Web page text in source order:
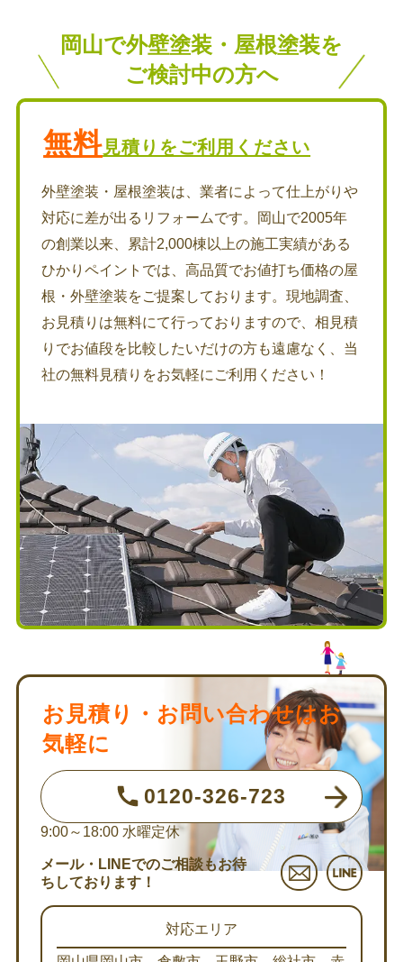
岡山で外壁塗装・屋根塗装を
ご検討中の方へ
無料見積りをご利用ください
外壁塗装・屋根塗装は、業者によって仕上がりや
対応に差が出るリフォームです。岡山で2005年
の創業以来、累計2,000棟以上の施工実績がある
ひかりペイントでは、高品質でお値打ち価格の屋
根・外壁塗装をご提案しております。現地調査、
お見積りは無料にて行っておりますので、相見積
りでお値段を比較したいだけの方も遠慮なく、当
社の無料見積りをお気軽にご利用ください！
お見積り・お問い合わせはお
気軽に
0120-326-723
9:00～18:00 水曜定休
メール・LINEでのご相談もお待
ちしております！
対応エリア